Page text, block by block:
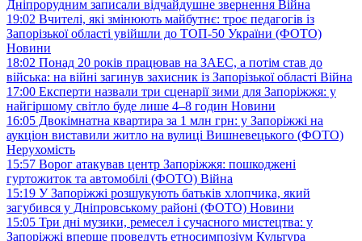
Дніпрорудним записали відчайдушне звернення Війна
19:02 Вчителі, які змінюють майбутнє: троє педагогів із
Запорізької області увійшли до ТОП-50 України (ФОТО)
Новини
18:02 Понад 20 років працював на ЗАЕС, а потім став до
війська: на війні загинув захисник із Запорізької області Війна
17:00 Експерти назвали три сценарії зими для Запоріжжя: у
найгіршому світло буде лише 4–8 годин Новини
16:05 Двокімнатна квартира за 1 млн грн: у Запоріжжі на
аукціон виставили житло на вулиці Вишневецького (ФОТО)
Нерухомість
15:57 Ворог атакував центр Запоріжжя: пошкоджені
гуртожиток та автомобілі (ФОТО) Війна
15:19 У Запоріжжі розшукують батьків хлопчика, який
загубився у Дніпровському районі (ФОТО) Новини
15:05 Три дні музики, ремесел і сучасного мистецтва: у
Запоріжжі вперше проведуть етносимпозіум Культура